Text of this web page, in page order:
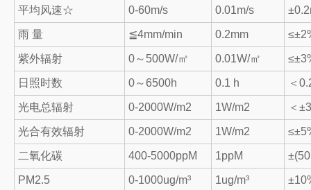
平均风速☆ 0-60m/s 0.01m/s
雨 量 ≦4mm/min 0.2mm
紫外辐射 0～500W/㎡ 0.01W/㎡
日照时数 0～6500h 0.1 h ＜
光电总辐射 0-2000W/m2 1W/m2 ＜
光合有效辐射 0-2000W/m2 1W/m2
二氧化碳 400-5000ppM 1ppM
PM2.5 0-1000ug/m³ 1ug/m³